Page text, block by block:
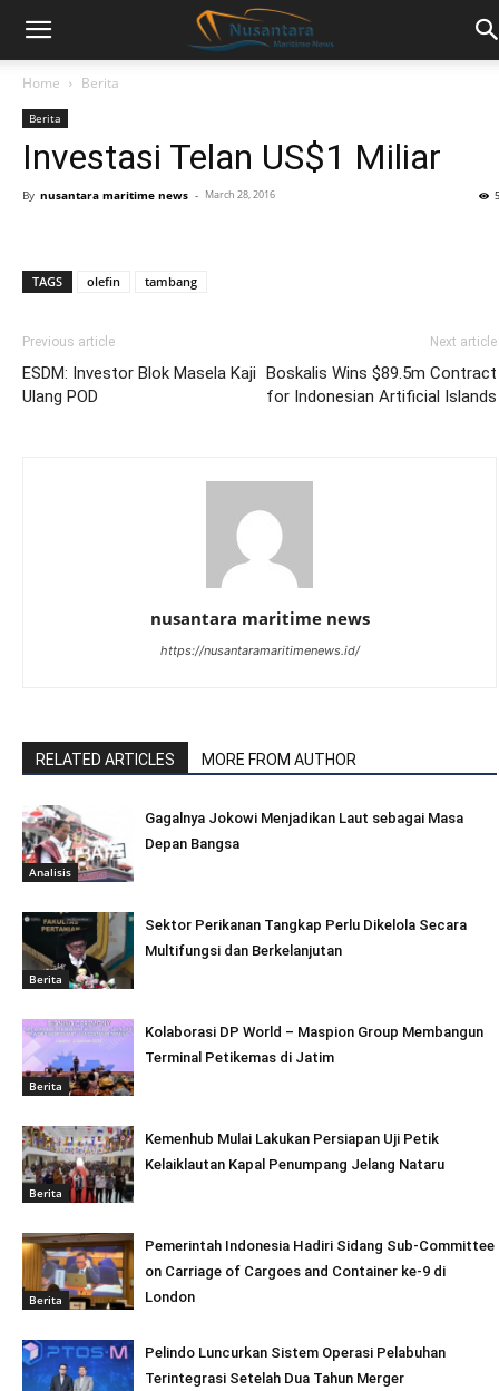
Home Berita
Berita
Investasi Telan US$1 Miliar
By nusantara maritime news - March 28, 2016
TAGS olefin tambang
Previous article
ESDM: Investor Blok Masela Kaji
Ulang POD
Next article
Boskalis Wins $89.5m Contract
for Indonesian Artificial Islands
nusantara maritime news
https://nusantaramaritimenews.id/
RELATED ARTICLES MORE FROM AUTHOR
Analisis
Gagalnya Jokowi Menjadikan Laut sebagai Masa
Depan Bangsa
Berita
Sektor Perikanan Tangkap Perlu Dikelola Secara
Multifungsi dan Berkelanjutan
Berita
Kolaborasi DP World – Maspion Group Membangun
Terminal Petikemas di Jatim
Berita
Kemenhub Mulai Lakukan Persiapan Uji Petik
Kelaiklautan Kapal Penumpang Jelang Nataru
Berita
Pemerintah Indonesia Hadiri Sidang Sub-Committee
on Carriage of Cargoes and Container ke-9 di
London
Pelindo Luncurkan Sistem Operasi Pelabuhan
Terintegrasi Setelah Dua Tahun Merger